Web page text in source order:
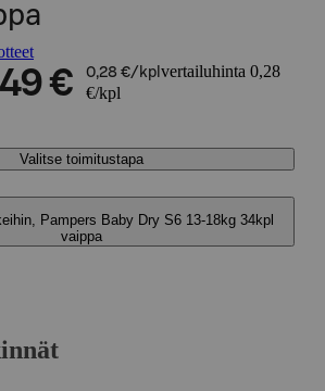
€ 0,28 €/kpl vertailuhinta 0,28
€/kpl
Valitse toimitustapa
Pampers Baby Dry S6 13-18kg 34kpl
vaippa